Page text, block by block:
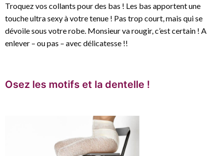
Troquez vos collants pour des bas ! Les bas apportent une
touche ultra sexy à votre tenue ! Pas trop court, mais qui se
dévoile sous votre robe. Monsieur va rougir, c’est certain ! A
enlever – ou pas – avec délicatesse !!
Osez les motifs et la dentelle !